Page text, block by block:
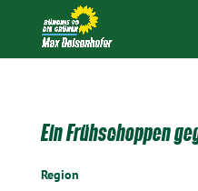
Ein Frühschoppen
Region